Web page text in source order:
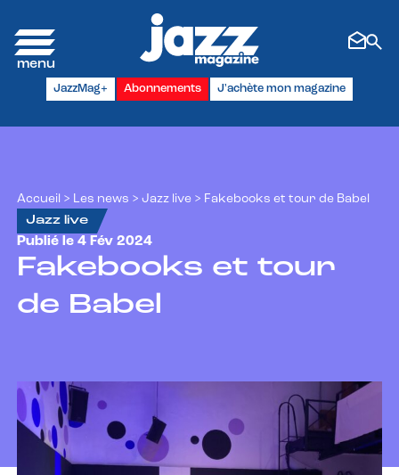
JazzMag+ Abonnements J'achète mon magazine
Accueil > Les news > Jazz live > Fakebooks et tour de Babel
Jazz live
Publié le 4 Fév 2024
Fakebooks et tour
de Babel